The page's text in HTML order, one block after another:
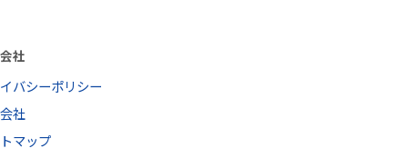
社
バシーポリシー
社
マップ